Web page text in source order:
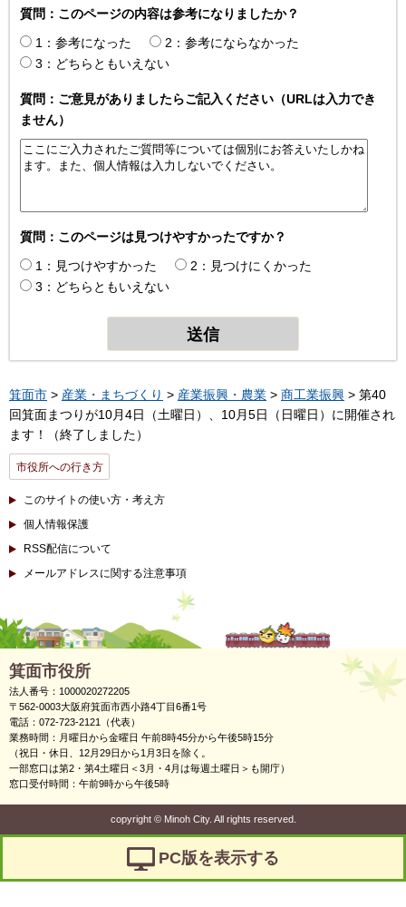
質問：このページの内容は参考になりましたか？
1：参考になった
2：参考にならなかった
3：どちらともいえない
質問：ご意見がありましたらご記入ください（URLは入力でき
ません）
質問：このページは見つけやすかったですか？
1：見つけやすかった
2：見つけにくかった
3：どちらともいえない
箕面市 > 産業・まちづくり > 産業振興・農業 > 商工業振興 > 第40
回箕面まつりが10月4日（土曜日）、10月5日（日曜日）に開催され
ます！（終了しました）
市役所への行き方
このサイトの使い方・考え方
個人情報保護
RSS配信について
メールアドレスに関する注意事項
箕面市役所
法人番号：1000020272205
〒562-0003大阪府箕面市西小路4丁目6番1号
電話：072-723-2121（代表）
業務時間：月曜日から金曜日 午前8時45分から午後5時15分
（祝日・休日、12月29日から1月3日を除く。
一部窓口は第2・第4土曜日＜3月・4月は毎週土曜日＞も開庁）
窓口受付時間：午前9時から午後5時
copyright ©Minoh City. All rights reserved.
PC版を表示する